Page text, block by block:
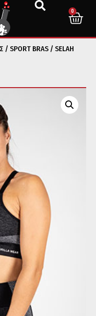
0
/ SPORT BRAS / SELAH